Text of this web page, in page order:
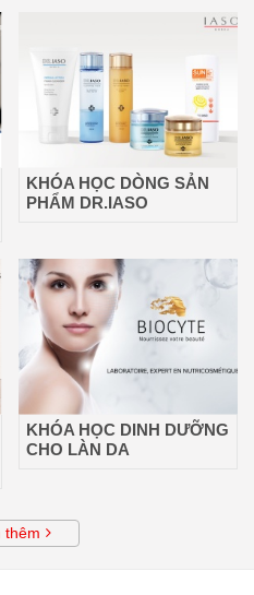
KHÓA HỌC DÒNG SẢN
PHẨM DR.IASO
KHÓA HỌC DINH DƯỠNG
CHO LÀN DA
thêm